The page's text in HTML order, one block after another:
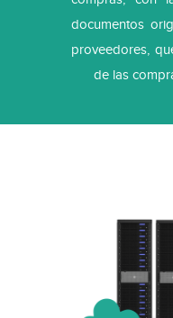
documentos
proveedores,
de las